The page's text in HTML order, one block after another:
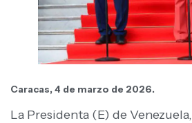
Caracas, 4 de marzo de 2026.
La Presidenta (E) de Venezuela,